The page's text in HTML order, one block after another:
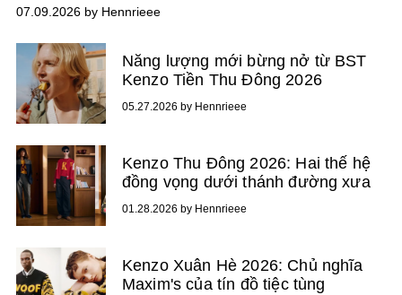
07.09.2026 by Hennrieee
Năng lượng mới bừng nở từ BST
Kenzo Tiền Thu Đông 2026
05.27.2026 by Hennrieee
Kenzo Thu Đông 2026: Hai thế hệ
đồng vọng dưới thánh đường xưa
01.28.2026 by Hennrieee
Kenzo Xuân Hè 2026: Chủ nghĩa
Maxim's của tín đồ tiệc tùng